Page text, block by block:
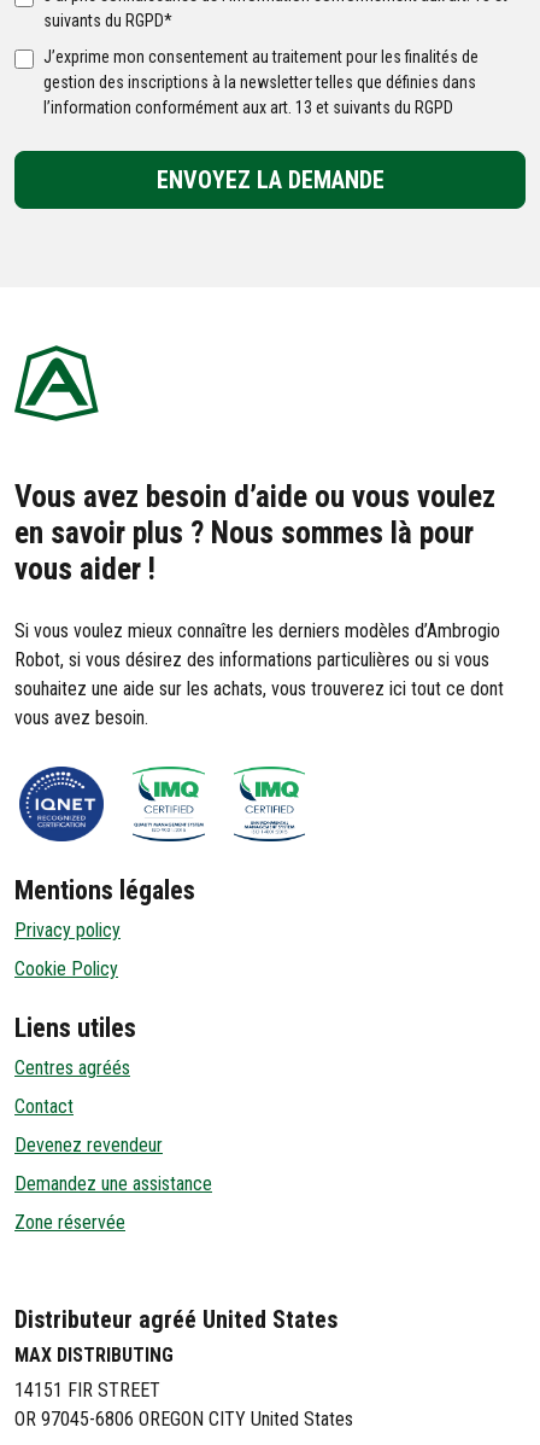
suivants du RGPD*
J’exprime mon consentement au traitement pour les finalités de
gestion des inscriptions à la newsletter telles que définies dans
l’information conformément aux art. 13 et suivants du RGPD
ENVOYEZ LA DEMANDE
Vous avez besoin d’aide ou vous voulez
en savoir plus ? Nous sommes là pour
vous aider !
Si vous voulez mieux connaître les derniers modèles d’Ambrogio
Robot, si vous désirez des informations particulières ou si vous
souhaitez une aide sur les achats, vous trouverez ici tout ce dont
vous avez besoin.
Mentions légales
Privacy policy
Cookie Policy
Liens utiles
Centres agréés
Contact
Devenez revendeur
Demandez une assistance
Zone réservée
Distributeur agréé United States
MAX DISTRIBUTING
14151 FIR STREET
OR 97045-6806 OREGON CITY United States